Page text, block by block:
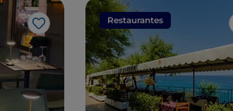
Gosto
Restaurantes